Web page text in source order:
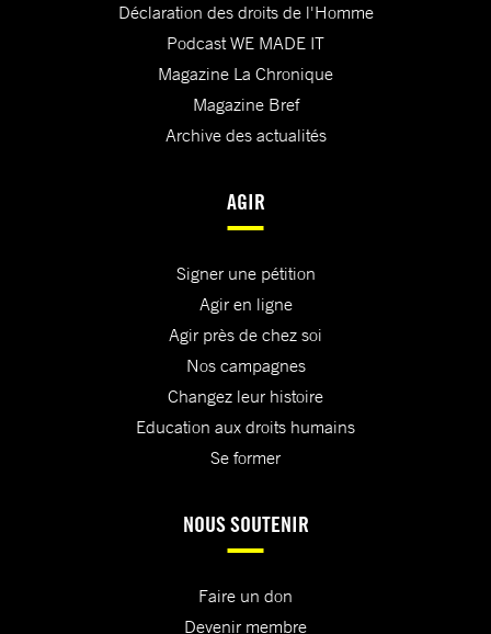
Déclaration des droits de l'Homme
Podcast WE MADE IT
Magazine La Chronique
Magazine Bref
Archive des actualités
AGIR
Signer une pétition
Agir en ligne
Agir près de chez soi
Nos campagnes
Changez leur histoire
Education aux droits humains
Se former
NOUS SOUTENIR
Faire un don
Devenir membre